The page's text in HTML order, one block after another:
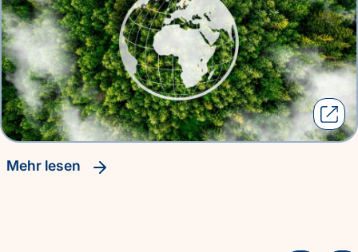
Mehr lesen